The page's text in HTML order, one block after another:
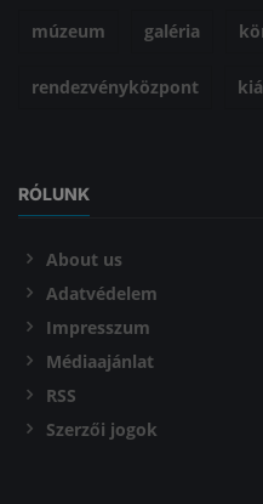
múzeum galéria
rendezvényközpont
RÓLUNK
About us
Adatvédelem
Impresszum
Médiaajánlat
RSS
Szerzői jogok